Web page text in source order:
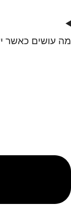
מה עושים כאשר